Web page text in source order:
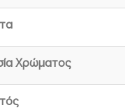
Χρώματος